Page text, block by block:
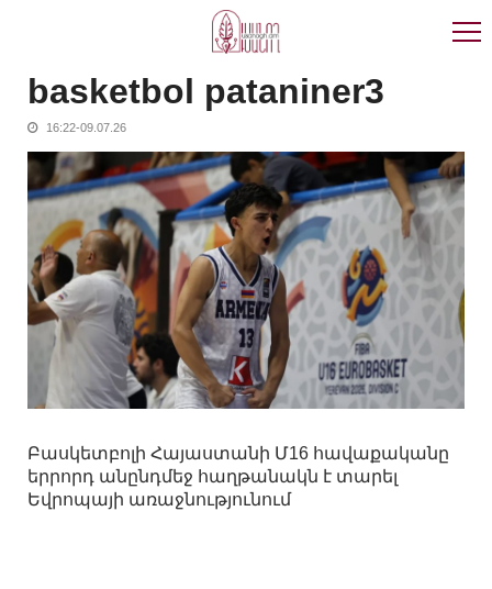
basketbol pataniner3
16:22-09.07.26
Բասկետբոլի Հայաստանի Մ16 հավաքականը
երրորդ անընդմեջ հաղթանակն է տարել
Եվրոպայի առաջնությունում